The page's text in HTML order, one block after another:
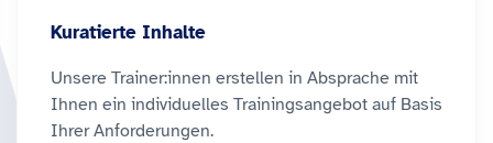
Kuratierte Inhalte
Unsere Trainer:innen erstellen in Absprache mit
Ihnen ein individuelles Trainingsangebot auf Basis
Ihrer Anforderungen.